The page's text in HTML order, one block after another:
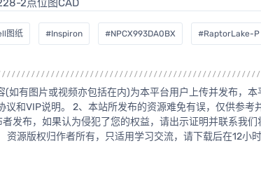
图纸 #Inspiron #NPCX993DA0BX #RaptorLake-P
(如有图片或视频亦包括在内)为本平台用户上传并发布，
议和VIP说明。 2、本站所发布的资源难免有误，仅供参
者发布，如果认为侵犯了您的权益，请出示证明并联系我
资源版权归作者所有，只适用学习交流，请下载后在12小